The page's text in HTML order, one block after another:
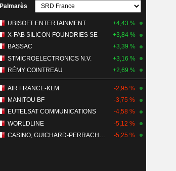
Palmarès
UBISOFT ENTERTAINMENT
+4,43 %
X-FAB SILICON FOUNDRIES SE
+3,84 %
BASSAC
+3,39 %
STMICROELECTRONICS N.V.
+3,16 %
RÉMY COINTREAU
+2,69 %
AIR FRANCE-KLM
-2,95 %
MANITOU BF
-3,75 %
EUTELSAT COMMUNICATIONS
-4,58 %
WORLDLINE
-5,12 %
-5,25 %